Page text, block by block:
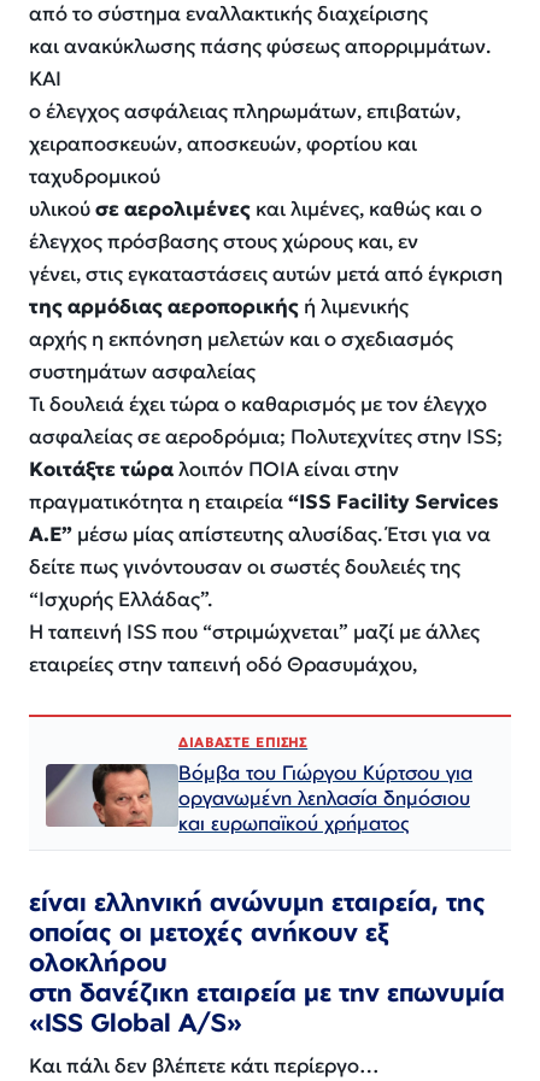
από το σύστημα εναλλακτικής διαχείρισης
και ανακύκλωσης πάσης φύσεως απορριμμάτων.
ΚΑΙ
ο έλεγχος ασφάλειας πληρωμάτων, επιβατών,
χειραποσκευών, αποσκευών, φορτίου και
ταχυδρομικού
υλικούσε αερολιμένες και λιμένες, καθώς και ο
έλεγχος πρόσβασης στους χώρους και, εν
γένει, στις εγκαταστάσεις αυτών μετά από έγκριση
της αρμόδιας αεροπορικής ή λιμενικής
αρχής η εκπόνηση μελετών και ο σχεδιασμός
συστημάτων ασφαλείας
Τι δουλειά έχει τώρα ο καθαρισμός με τον έλεγχο
ασφαλείας σε αεροδρόμια; Πολυτεχνίτες στην ISS;
Κοιτάξτε τώραλοιπόν ΠΟΙΑ είναι στην
πραγματικότητα η εταιρεία“ISS Facility Services
Α.Ε” μέσω μίας απίστευτης αλυσίδας. Έτσι για να
δείτε πως γινόντουσαν οι σωστές δουλειές της
“Ισχυρής Ελλάδας”.
Η ταπεινή ISS που “στριμώχνεται” μαζί με άλλες
εταιρείες στην ταπεινή οδό Θρασυμάχου,
ΔΙΑΒΑΣΤΕ ΕΠΙΣΗΣ
Βόμβα του Γιώργου Κύρτσου για
οργανωμένη λεηλασία δημόσιου
και ευρωπαϊκού χρήματος
είναι ελληνική ανώνυμη εταιρεία, της
οποίας οι μετοχές ανήκουν εξ
ολοκλήρου
στη δανέζικη εταιρεία με την επωνυμία
«ISS Global A/S»
Και πάλι δεν βλέπετε κάτι περίεργο…